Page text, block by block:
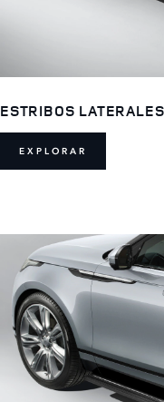
ESTRIBOS
EXPLORAR